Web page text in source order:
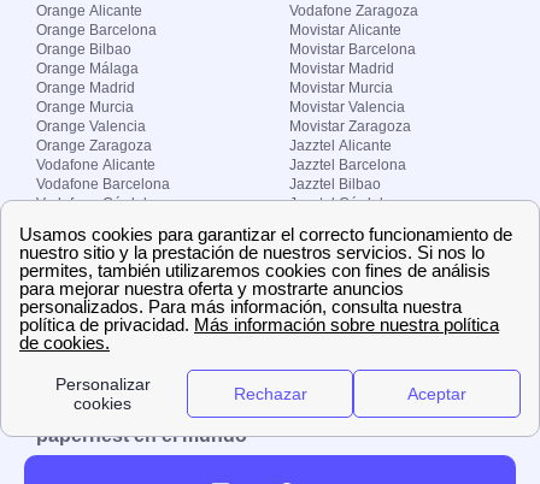
Orange Alicante
Orange Barcelona
Orange Bilbao
Orange Málaga
Orange Madrid
Orange Murcia
Orange Valencia
Orange Zaragoza
Vodafone Alicante
Vodafone Barcelona
Vodafone Córdoba
Vodafone Madrid
Vodafone Murcia
Vodafone Valencia
Vodafone Zaragoza
Movistar Alicante
Movistar Barcelona
Movistar Madrid
Movistar Murcia
Movistar Valencia
Movistar Zaragoza
Jazztel Alicante
Jazztel Barcelona
Jazztel Bilbao
Jazztel Córdoba
Jazztel Málaga
Jazztel Valencia
Jazztel Zaragoza
Sobre Zona-internet.com
¿Quiénes somos?
El grupo papernest
Aviso legal Nuestras ofertas de trabajo
papernest en el mundo